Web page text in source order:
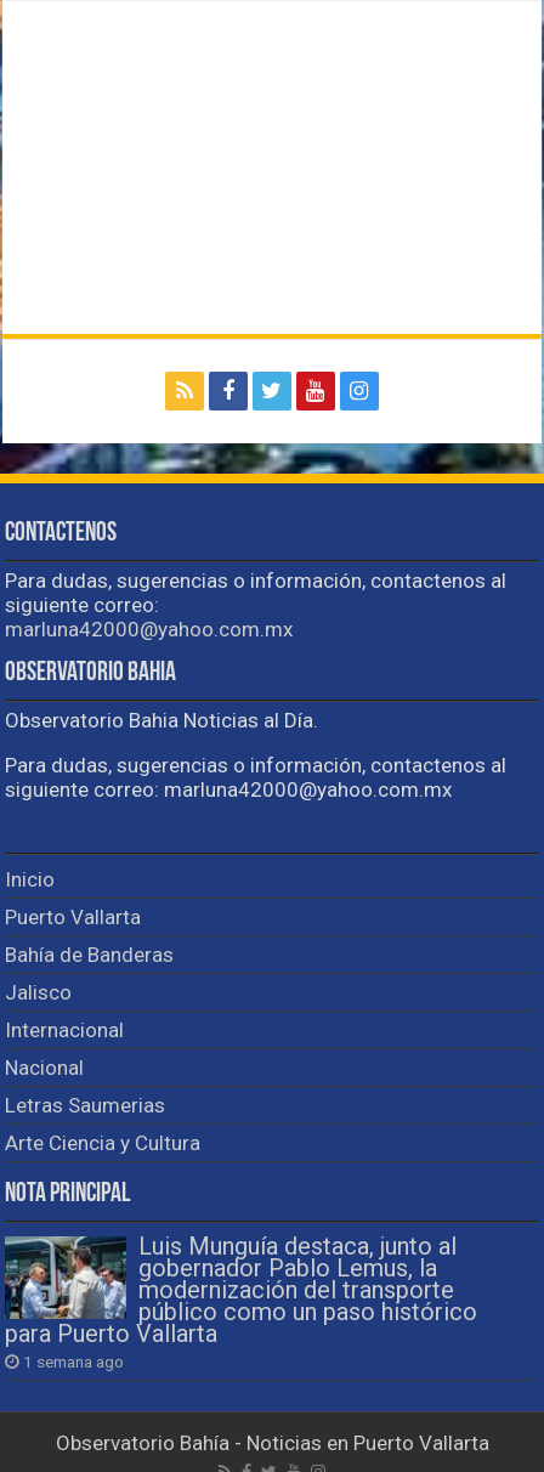
Contactenos
Para dudas, sugerencias o información, contactenos al
siguiente correo:
marluna42000@yahoo.com.mx
Observatorio Bahia
Observatorio Bahia Noticias al Día.
Para dudas, sugerencias o información, contactenos al
siguiente correo: marluna42000@yahoo.com.mx
Inicio
Puerto Vallarta
Bahía de Banderas
Jalisco
Internacional
Nacional
Letras Saumerias
Arte Ciencia y Cultura
Nota Principal
Luis Munguía destaca, junto al
gobernador Pablo Lemus, la
modernización del transporte
público como un paso histórico
para Puerto Vallarta
1 semana ago
Observatorio Bahía - Noticias en Puerto Vallarta